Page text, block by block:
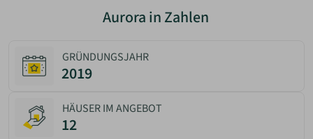
Aurora in Zahlen
GRÜNDUNGSJAHR
2019
HÄUSER IM ANGEBOT
12